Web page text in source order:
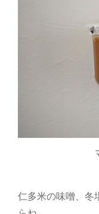
仁多米の味噌、冬